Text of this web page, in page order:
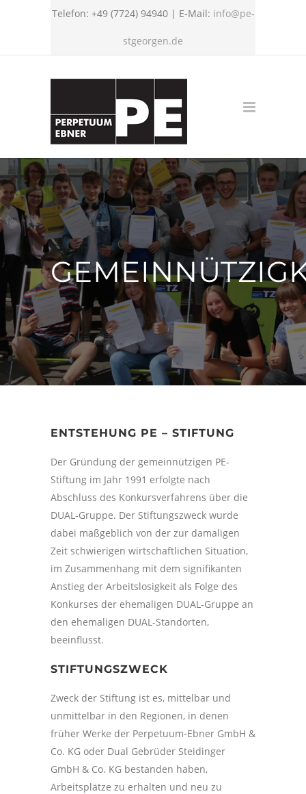
Telefon: +49 (7724) 94940 | E-Mail: info@pe-
stgeorgen.de
ENTSTEHUNG PE – STIFTUNG
Der Gründung der gemeinnützigen PE-
Stiftung im Jahr 1991 erfolgte nach
Abschluss des Konkursverfahrens über die
DUAL-Gruppe. Der Stiftungszweck wurde
dabei maßgeblich von der zur damaligen
Zeit schwierigen wirtschaftlichen Situation,
im Zusammenhang mit dem signifikanten
Anstieg der Arbeitslosigkeit als Folge des
Konkurses der ehemaligen DUAL-Gruppe an
den ehemaligen DUAL-Standorten,
beeinflusst.
STIFTUNGSZWECK
Zweck der Stiftung ist es, mittelbar und
unmittelbar in den Regionen, in denen
früher Werke der Perpetuum-Ebner GmbH &
Co. KG oder Dual Gebrüder Steidinger
GmbH & Co. KG bestanden haben,
Arbeitsplätze zu erhalten und neu zu